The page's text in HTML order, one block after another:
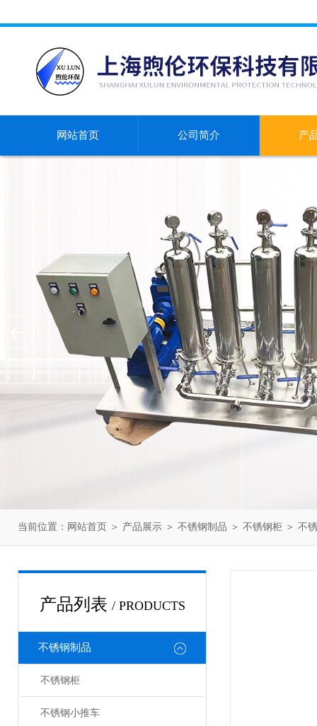
网站首页 公司简介 产
当前位置： 网站首页 ＞ 产品展示 ＞ 不锈钢制品 ＞ 不锈钢柜 ＞ 不
产品列表 / PRODUCTS
不锈钢制品
不锈钢柜
不锈钢小推车